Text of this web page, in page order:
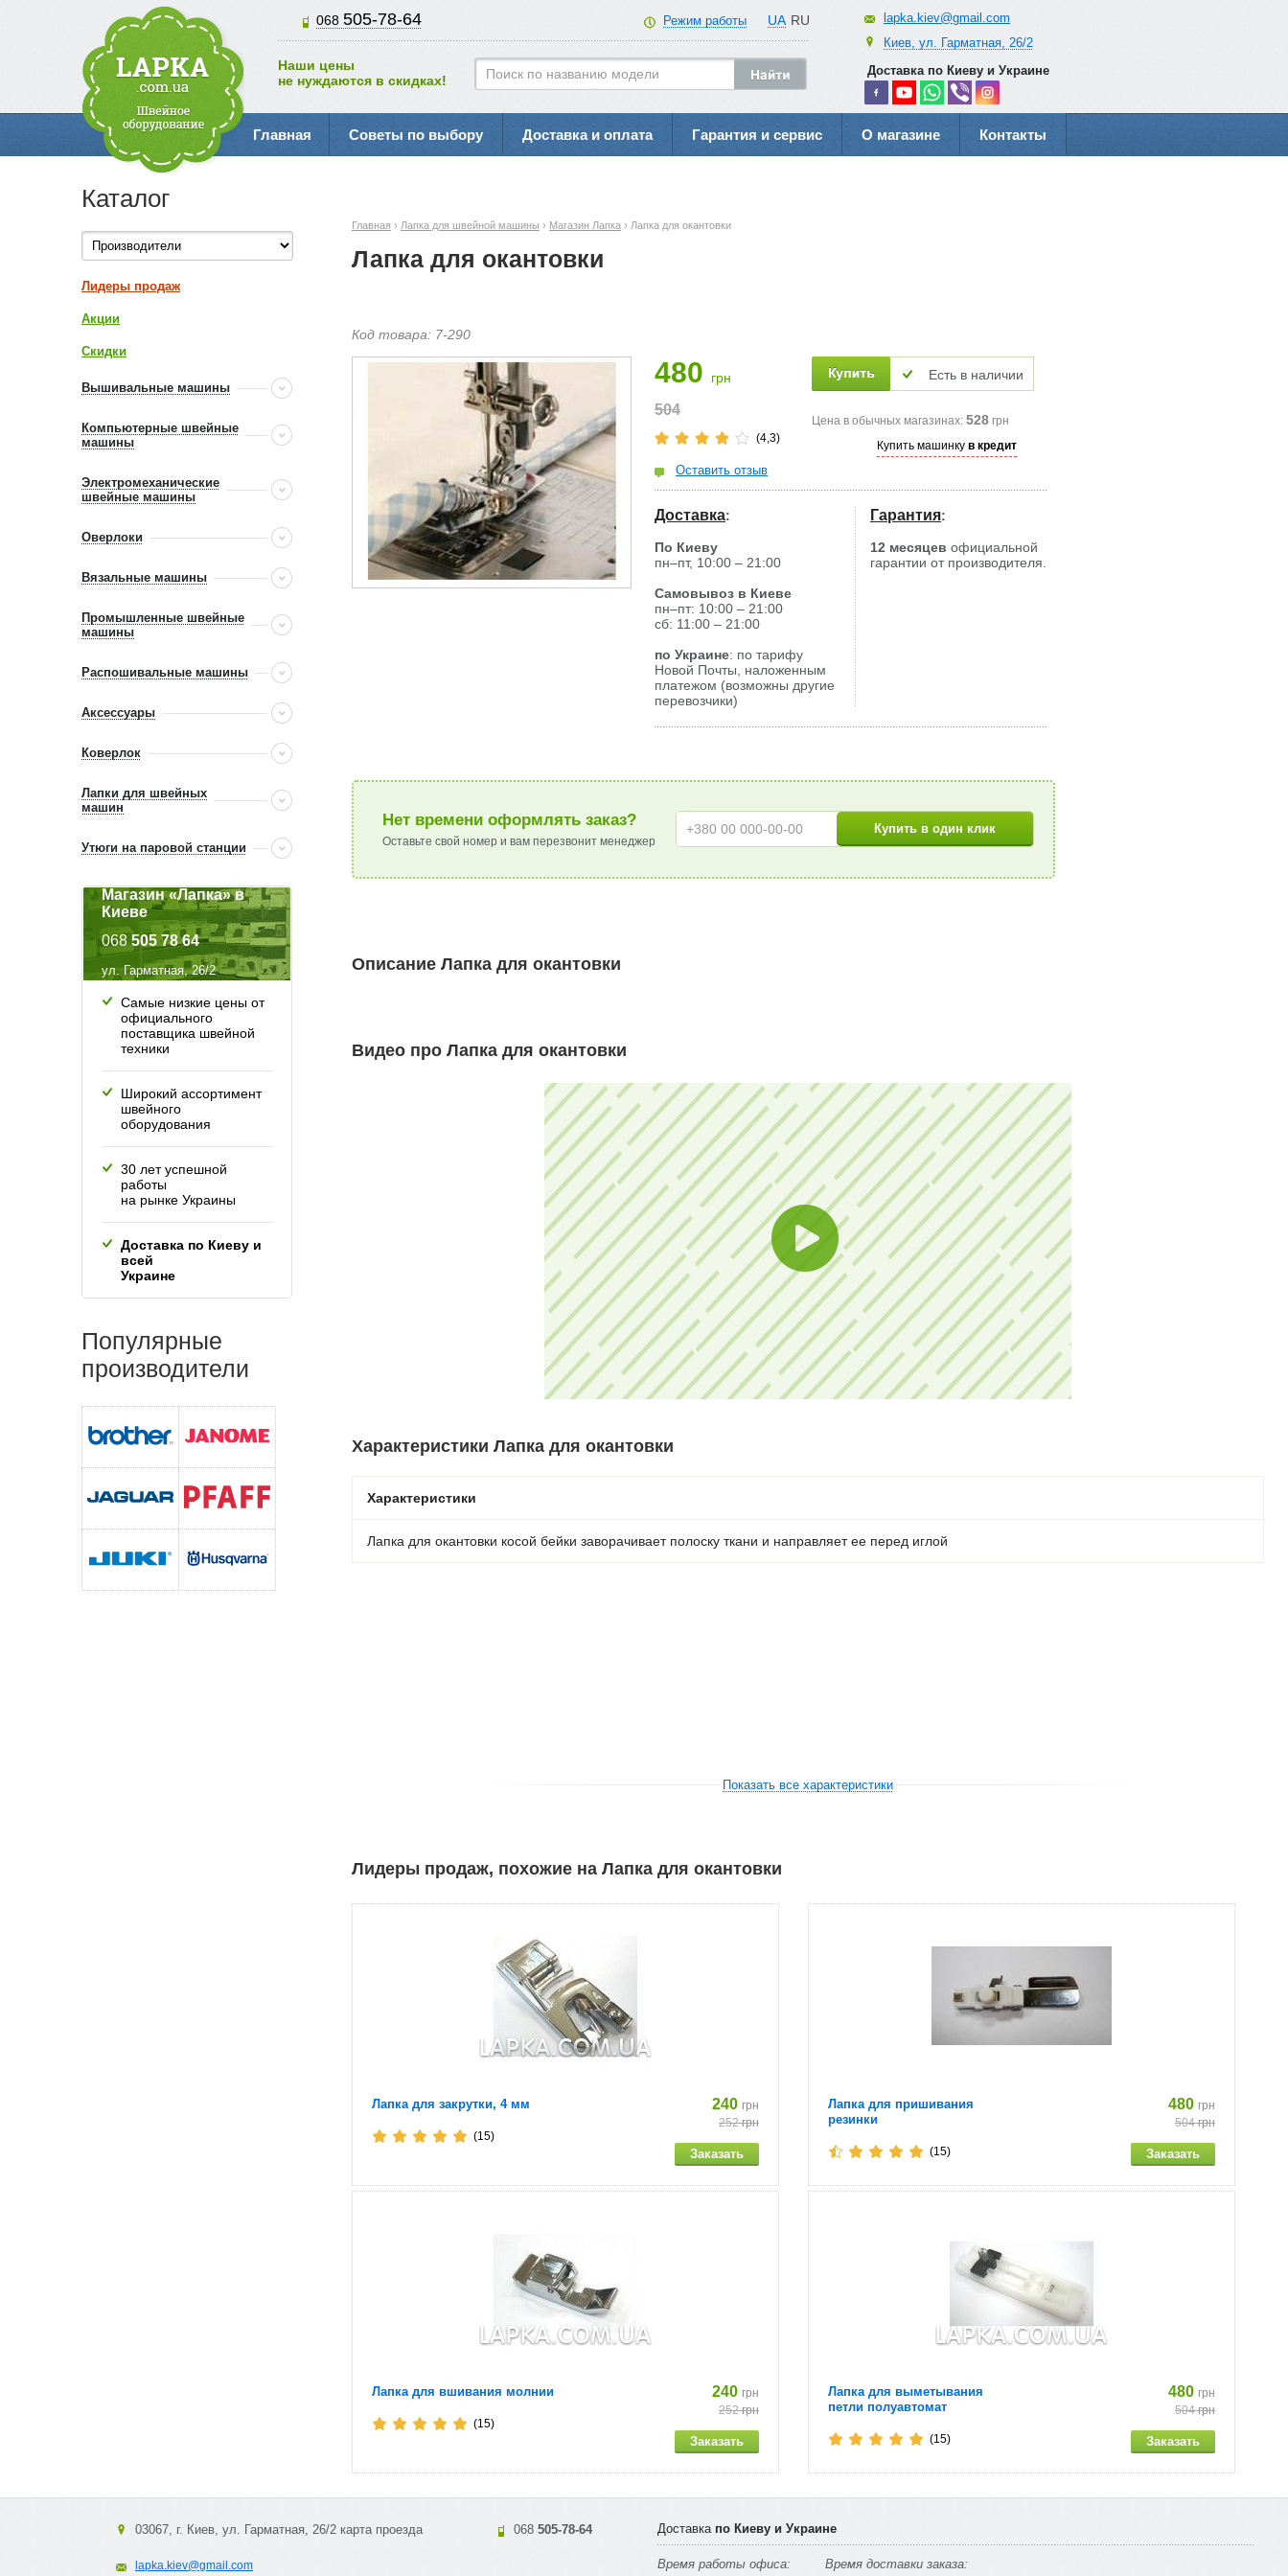
068 505-78-64 UA RU
Режим работы
Наши цены
не нуждаются в скидках!
lapka.kiev@gmail.com
Киев, ул. Гарматная, 26/2
Доставка по Киеву и Украине
Главная Советы по выбору Доставка и оплата Гарантия и сервис О магазине Контакты
Главная › Лапка для швейной машины › Магазин Лапка › Лапка для окантовки
Лапка для окантовки
Код товара: 7-290
480 грн
504
(4,3)
Оставить отзыв
Есть в наличии
Цена в обычных магазинах: 528 грн
Купить машинку в кредит
Доставка:
По Киеву
пн–пт, 10:00 – 21:00
Самовывоз в Киеве
пн–пт: 10:00 – 21:00
сб: 11:00 – 21:00
по Украине: по тарифу
Новой Почты, наложенным
платежом (возможны другие
перевозчики)
Гарантия:
12 месяцев официальной
гарантии от производителя.
Нет времени оформлять заказ?
Оставьте свой номер и вам перезвонит менеджер
Описание Лапка для окантовки
Видео про Лапка для окантовки
Характеристики Лапка для окантовки
Характеристики
Лапка для окантовки косой бейки заворачивает полоску ткани и направляет ее перед иглой
Показать все характеристики
Лидеры продаж, похожие на Лапка для окантовки
Лапка для закрутки, 4 мм 240 грн
252грн
(15)
Лапка для пришивания
резинки
480 грн
504грн
(15)
Лапка для вшивания молнии 240 грн
252грн
(15)
Лапка для выметывания
петли полуавтомат
480 грн
504грн
(15)
Каталог
Лидеры продаж
Акции
Скидки
Вышивальные машины
Компьютерные швейные
машины
Электромеханические
швейные машины
Оверлоки
Вязальные машины
Промышленные швейные
машины
Распошивальные машины
Аксессуары
Коверлок
Лапки для швейных
машин
Утюги на паровой станции
Магазин «Лапка» в
Киеве
068 505 78 64
ул. Гарматная, 26/2
Самые низкие цены от
официального
поставщика швейной
техники
Широкий ассортимент
швейного
оборудования
30 лет успешной
работы
на рынке Украины
Доставка по Киеву и
всей
Украине
Популярные
производители
03067, г. Киев, ул. Гарматная, 26/2 карта проезда
lapka.kiev@gmail.com
068 505-78-64 Доставка по Киеву и Украине
Время работы офиса:
Время доставки заказа: